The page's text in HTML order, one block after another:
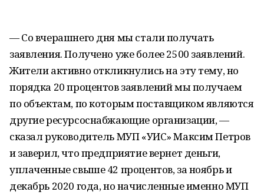
— Со вчерашнего дня мы стали получать
заявления. Получено уже более 2500 заявлений.
Жители активно откликнулись на эту тему, но
порядка 20 процентов заявлений мы получаем
по объектам, по которым поставщиком являются
другие ресурсоснабжающие организации, —
сказал руководитель МУП «УИС» Максим Петров
и заверил, что предприятие вернет деньги,
уплаченные свыше 42 процентов, за ноябрь и
декабрь 2020 года, но начисленные именно МУП